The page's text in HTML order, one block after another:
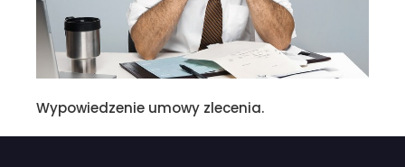
Wypowiedzenie umowy zlecenia.